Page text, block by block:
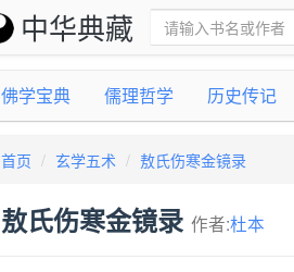
中华典藏
佛学宝典 儒理哲学 历史传记
首页 玄学五术 敖氏伤寒金镜录
敖氏伤寒金镜录 作者:杜本